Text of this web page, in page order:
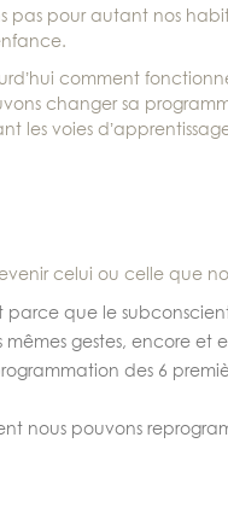
pas pour autant nos
comment
changer sa
les voies
celui ou celle que
parce que le
gestes, encore et
des 6
nous pouvons